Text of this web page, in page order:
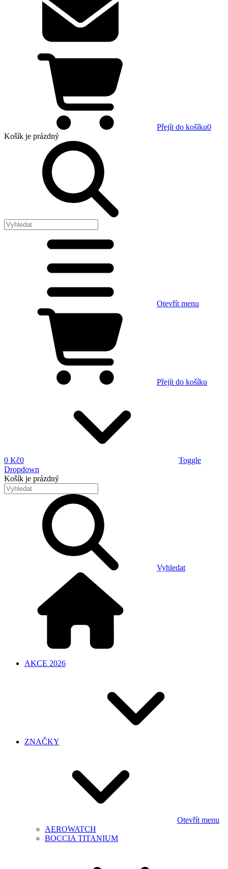
Přejít do košíku0
Košík je prázdný
Otevřít menu
Přejít do košíku
0 Kč0
Toggle
Dropdown
Košík je prázdný
Vyhledat
AKCE 2026
ZNAČKY
Otevřít menu
AEROWATCH
BOCCIA TITANIUM